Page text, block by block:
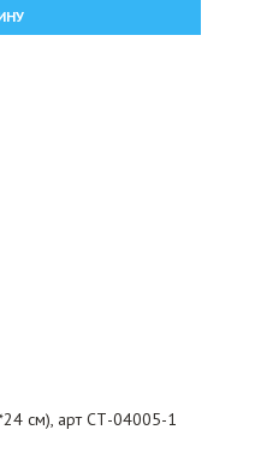
см), арт СТ-04005-1